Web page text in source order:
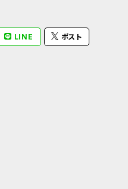
LINE ポスト